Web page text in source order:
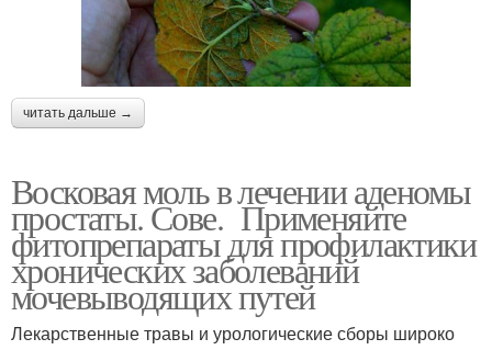
читать дальше →
Восковая моль в лечении аденомы
простаты. Сове. Применяйте
фитопрепараты для профилактики
хронических заболеваний
мочевыводящих путей
Лекарственные травы и урологические сборы широко